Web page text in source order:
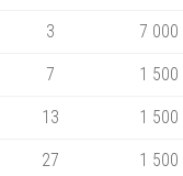
3 7 000
7 1 500
13 1 500
27 1 500